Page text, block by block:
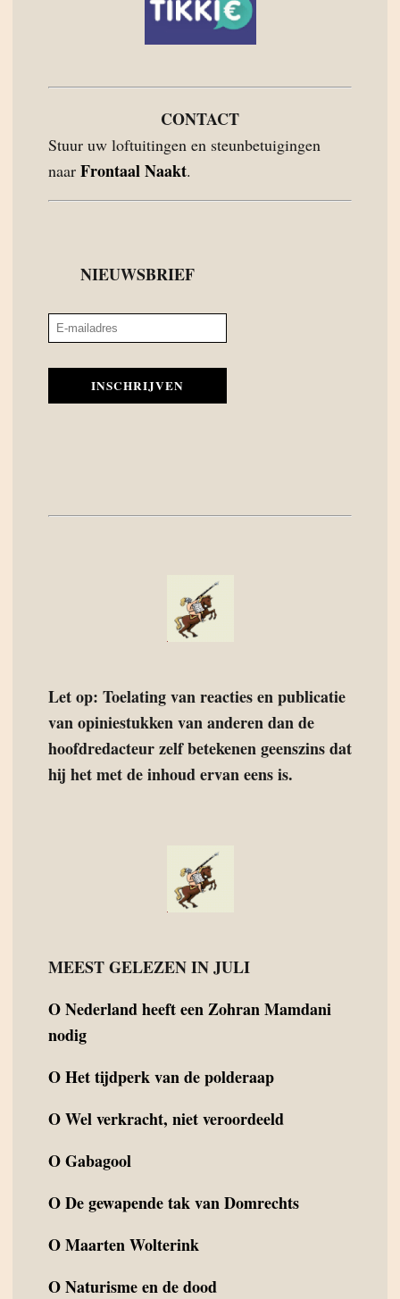
CONTACT
Stuur uw loftuitingen en steunbetuigingen
naar Frontaal Naakt.
NIEUWSBRIEF
INSCHRIJVEN
Let op: Toelating van reacties en publicatie
van opiniestukken van anderen dan de
hoofdredacteur zelf betekenen geenszins dat
hij het met de inhoud ervan eens is.
MEEST GELEZEN IN JULI
ONederland heeft een Zohran Mamdani
nodig
OHet tijdperk van de polderaap
OWel verkracht, niet veroordeeld
OGabagool
ODe gewapende tak van Domrechts
OMaarten Wolterink
ONaturisme en de dood